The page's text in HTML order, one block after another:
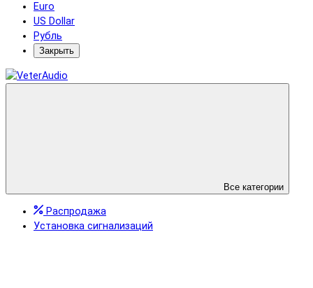
Euro
US Dollar
Рубль
Закрыть
Все категории
Распродажа
Установка сигнализаций